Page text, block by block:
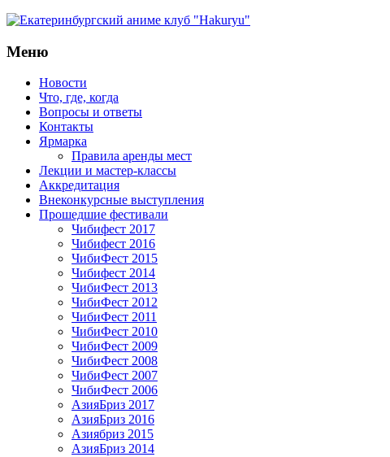
Меню
Новости
Что, где, когда
Вопросы и ответы
Контакты
Ярмарка
Правила аренды мест
Лекции и мастер-классы
Аккредитация
Внеконкурсные выступления
Прошедшие фестивали
Чибифест 2017
Чибифест 2016
ЧибиФест 2015
Чибифест 2014
ЧибиФест 2013
ЧибиФест 2012
ЧибиФест 2011
ЧибиФест 2010
ЧибиФест 2009
ЧибиФест 2008
ЧибиФест 2007
ЧибиФест 2006
АзияБриз 2017
АзияБриз 2016
Азиябриз 2015
АзияБриз 2014